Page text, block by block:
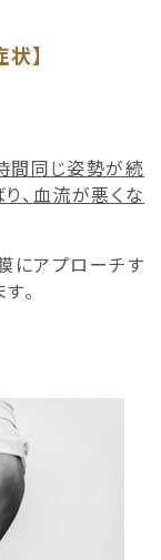
】
間同じ姿勢が続
、血流が悪くな
にアプローチす
。